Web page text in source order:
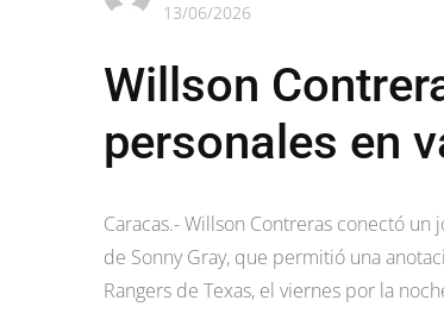
13/06/2026
Willson
personales en
Caracas.- Willson Contreras conectó
de Sonny Gray, que permitió una
Rangers de Texas, el viernes por la